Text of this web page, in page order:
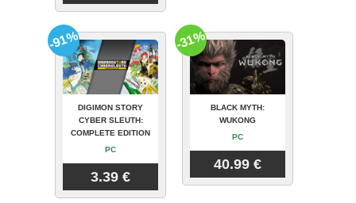
DIGIMON STORY
CYBER SLEUTH:
COMPLETE EDITION
PC
3.39 €
-91%
BLACK MYTH:
WUKONG
PC
40.99 €
-31%